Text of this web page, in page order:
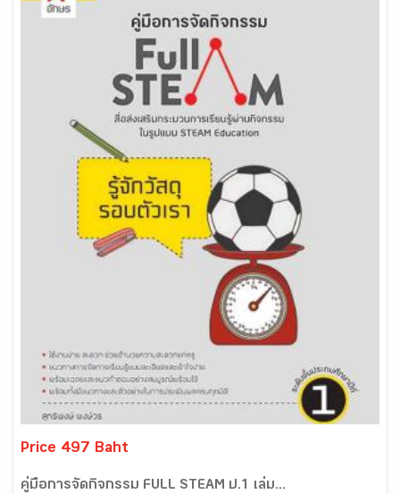
Price 497 Baht
คู่มือการจัดกิจกรรม FULL STEAM ป.1 เล่ม...